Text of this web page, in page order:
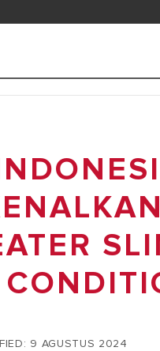
Download
PEMANAS AIR
9 AGUSTUS 2024